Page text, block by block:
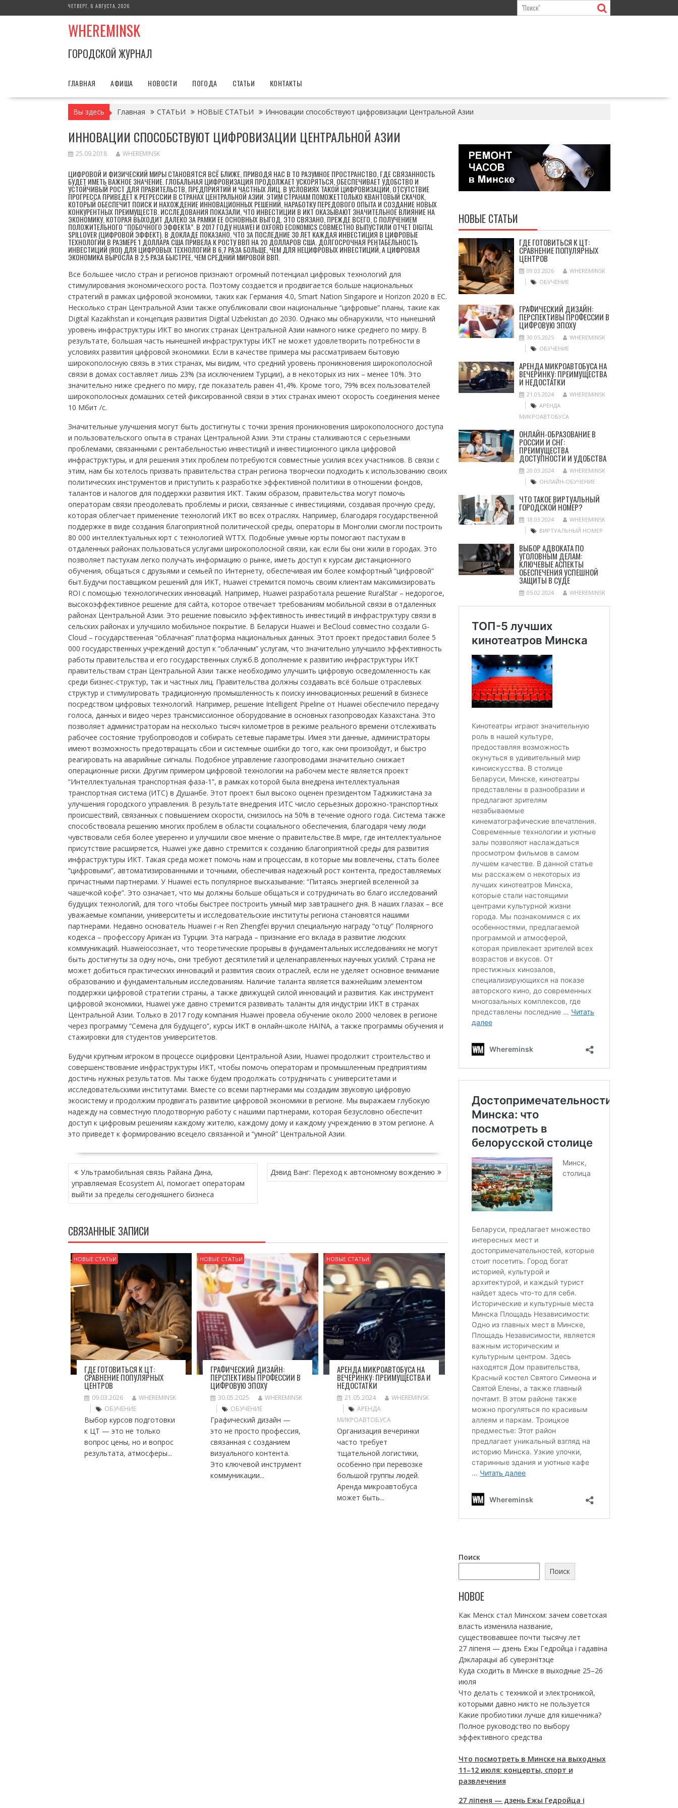
к
ЧЕТВЕРГ, 6 АВГУСТА, 2026
WHEREMINSK
ГОРОДСКОЙ ЖУРНАЛ
ГЛАВНАЯ АФИША НОВОСТИ ПОГОДА СТАТЬИ КОНТАКТЫ
Вы здесь Главная СТАТЬИ НОВЫЕ СТАТЬИ Инновации способствуют цифровизации Центральной Азии
ИННОВАЦИИ СПОСОБСТВУЮТ ЦИФРОВИЗАЦИИ ЦЕНТРАЛЬНОЙ АЗИИ
25.09.2018 WHEREMINSK
ЦИФРОВОЙ И ФИЗИЧЕСКИЙ МИРЫ СТАНОВЯТСЯ ВСЁ БЛИЖЕ, ПРИВОДЯ НАС В ТО РАЗУМНОЕ ПРОСТРАНСТВО, ГДЕ СВЯЗАННОСТЬ
БУДЕТ ИМЕТЬ ВАЖНОЕ ЗНАЧЕНИЕ. ГЛОБАЛЬНАЯ ЦИФРОВИЗАЦИЯ ПРОДОЛЖАЕТ УСКОРЯТЬСЯ, ОБЕСПЕЧИВАЕТ УДОБСТВО И
УСТОЙЧИВЫЙ РОСТ ДЛЯ ПРАВИТЕЛЬСТВ, ПРЕДПРИЯТИЙ И ЧАСТНЫХ ЛИЦ. В УСЛОВИЯХ ТАКОЙ ЦИФРОВИЗАЦИИ, ОТСУТСТВИЕ
ПРОГРЕССА ПРИВЕДЕТ К РЕГРЕССИИ В СТРАНАХ ЦЕНТРАЛЬНОЙ АЗИИ. ЭТИМ СТРАНАМ ПОМОЖЕТТОЛЬКО КВАНТОВЫЙ СКАЧОК,
КОТОРЫЙ ОБЕСПЕЧИТ ПОИСК И НАХОЖДЕНИЕ ИННОВАЦИОННЫХ РЕШЕНИЙ, НАРАБОТКУ ПЕРЕДОВОГО ОПЫТА И СОЗДАНИЕ НОВЫХ
КОНКУРЕНТНЫХ ПРЕИМУЩЕСТВ. ИССЛЕДОВАНИЯ ПОКАЗАЛИ, ЧТО ИНВЕСТИЦИИ В ИКТ ОКАЗЫВАЮТ ЗНАЧИТЕЛЬНОЕ ВЛИЯНИЕ НА
ЭКОНОМИКУ, КОТОРАЯ ВЫХОДИТ ДАЛЕКО ЗА РАМКИ ЕЕ ОСНОВНЫХ ВЫГОД. ЭТО СВЯЗАНО, ПРЕЖДЕ ВСЕГО, С ПОЛУЧЕНИЕМ
ПОЛОЖИТЕЛЬНОГО “ПОБОЧНОГО ЭФФЕКТА”. В 2017 ГОДУ HUAWEI И OXFORD ECONOMICS СОВМЕСТНО ВЫПУСТИЛИ ОТЧЕТ DIGITAL
SPILLOVER (ЦИФРОВОЙ ЭФФЕКТ). В ДОКЛАДЕ ПОКАЗАНО, ЧТО ЗА ПОСЛЕДНИЕ 30 ЛЕТ КАЖДАЯ ИНВЕСТИЦИЯ В ЦИФРОВЫЕ
ТЕХНОЛОГИИ В РАЗМЕРЕ 1 ДОЛЛАРА США ПРИВЕЛА К РОСТУ ВВП НА 20 ДОЛЛАРОВ США. ДОЛГОСРОЧНАЯ РЕНТАБЕЛЬНОСТЬ
ИНВЕСТИЦИЙ (ROI) ДЛЯ ЦИФРОВЫХ ТЕХНОЛОГИЙ В 6,7 РАЗА БОЛЬШЕ, ЧЕМ ДЛЯ НЕЦИФРОВЫХ ИНВЕСТИЦИЙ, А ЦИФРОВАЯ
ЭКОНОМИКА ВЫРОСЛА В 2,5 РАЗА БЫСТРЕЕ, ЧЕМ СРЕДНИЙ МИРОВОЙ ВВП.
Все большее число стран и регионов признают огромный потенциал цифровых технологий для
стимулирования экономического роста. Поэтому создается и продвигается больше национальных
стратегий в рамках цифровой экономики, таких как Германия 4.0, Smart Nation Singapore и Horizon 2020 в ЕС.
Несколько стран Центральной Азии также опубликовали свои национальные “цифровые” планы, такие как
Digital Kazakhstan и концепция развития Digital Uzbekistan до 2030. Однако мы обнаружили, что нынешний
уровень инфраструктуры ИКТ во многих странах Центральной Азии намного ниже среднего по миру. В
результате, большая часть нынешней инфраструктуры ИКТ не может удовлетворить потребности в
условиях развития цифровой экономики. Если в качестве примера мы рассматриваем бытовую
широкополосную связь в этих странах, мы видим, что средний уровень проникновения широкополосной
связи в домах составляет лишь 23% (за исключением Турции), а в некоторых из них – менее 10%. Это
значительно ниже среднего по миру, где показатель равен 41,4%. Кроме того, 79% всех пользователей
широкополосных домашних сетей фиксированной связи в этих странах имеют скорость соединения менее
10 Мбит /с.
Значительные улучшения могут быть достигнуты с точки зрения проникновения широкополосного доступа
и пользовательского опыта в странах Центральной Азии. Эти страны сталкиваются с серьезными
проблемами, связанными с рентабельностью инвестиций и инвестиционного цикла цифровой
инфраструктуры, и для решения этих проблем потребуются совместные усилия всех участников. В связи с
этим, нам бы хотелось призвать правительства стран региона творчески подходить к использованию своих
политических инструментов и приступить к разработке эффективной политики в отношении фондов,
талантов и налогов для поддержки развития ИКТ. Таким образом, правительства могут помочь
операторам связи преодолевать проблемы и риски, связанные с инвестициями, создавая прочную среду,
которая облегчает применение технологий ИКТ во всех отраслях. Например, благодаря государственной
поддержке в виде создания благоприятной политической среды, операторы в Монголии смогли построить
80 000 интеллектуальных юрт с технологией WTTX. Подобные умные юрты помогают пастухам в
отдаленных районах пользоваться услугами широкополосной связи, как если бы они жили в городах. Это
позволяет пастухам легко получать информацию о рынке, иметь доступ к курсам дистанционного
обучения, общаться с друзьями и семьей по Интернету, обеспечивая им более комфортный “цифровой”
быт.Будучи поставщиком решений для ИКТ, Huawei стремится помочь своим клиентам максимизировать
ROI с помощью технологических инноваций. Например, Huawei разработала решение RuralStar – недорогое,
высокоэффективное решение для сайта, которое отвечает требованиям мобильной связи в отдаленных
районах Центральной Азии. Это решение повысило эффективность инвестиций в инфраструктуру связи в
сельских районах и улучшило мобильное покрытие. В Беларуси Huawei и BeCloud совместно создали G-
Cloud – государственная “облачная” платформа национальных данных. Этот проект предоставил более 5
000 государственных учреждений доступ к “облачным” услугам, что значительно улучшило эффективность
работы правительства и его государственных служб.В дополнение к развитию инфраструктуры ИКТ
правительствам стран Центральной Азии также необходимо улучшить цифровую осведомленность как
среди бизнес-структур, так и частных лиц. Правительства должны создавать всё больше отраслевых
структур и стимулировать традиционную промышленность к поиску инновационных решений в бизнесе
посредством цифровых технологий. Например, решение Intelligent Pipeline от Huawei обеспечило передачу
голоса, данных и видео через трансмиссионное оборудование в основных газопроводах Казахстана. Это
позволяет администраторам на несколько тысяч километров в режиме реального времени отслеживать
рабочее состояние трубопроводов и собирать сетевые параметры. Имея эти данные, администраторы
имеют возможность предотвращать сбои и системные ошибки до того, как они произойдут, и быстро
реагировать на аварийные сигналы. Подобное управление газопроводами значительно снижает
операционные риски. Другим примером цифровой технологии на рабочем месте является проект
“Интеллектуальная транспортная фаза-1”, в рамках которой была внедрена интеллектуальная
транспортная система (ИТС) в Душанбе. Этот проект был высоко оценен президентом Таджикистана за
улучшения городского управления. В результате внедрения ИТС число серьезных дорожно-транспортных
происшествий, связанных с повышением скорости, снизилось на 50% в течение одного года. Система также
способствовала решению многих проблем в области социального обеспечения, благодаря чему люди
чувствовали себя более уверенно и улучшили свое мнение о правительстве.В мире, где интеллектуальное
присутствие расширяется, Huawei уже давно стремится к созданию благоприятной среды для развития
инфраструктуры ИКТ. Такая среда может помочь нам и процессам, в которые мы вовлечены, стать более
“цифровыми”, автоматизированными и точными, обеспечивая надежный рост контента, предоставляемых
причастными партнерами. У Huawei есть популярное высказывание: “Питаясь энергией вселенной за
чашечкой кофе”. Это означает, что мы должны больше общаться и сотрудничать во благо исследований
будущих технологий, для того чтобы быстрее построить умный мир завтрашнего дня. В наших глазах – все
уважаемые компании, университеты и исследовательские институты региона становятся нашими
партнерами. Недавно основатель Huawei г-н Ren Zhengfei вручил специальную награду “отцу” Полярного
кодекса – профессору Арикан из Турции. Эта награда – признание его вклада в развитие людских
коммуникаций. Huaweiосознает, что теоретические прорывы в фундаментальных исследованиях не могут
быть достигнуты за одну ночь, они требуют десятилетий и целенаправленных научных усилий. Страна не
может добиться практических инноваций и развития своих отраслей, если не уделяет основное внимание
образованию и фундаментальным исследованиям. Наличие таланта является важнейшим элементом
поддержки цифровой стратегии страны, а также движущей силой инноваций и развития. Как инструмент
цифровой экономики, Huawei уже давно стремится развивать таланты для индустрии ИКТ в странах
Центральной Азии. Только в 2017 году компания Huawei провела обучение около 2000 человек в регионе
через программу “Семена для будущего”, курсы ИКТ в онлайн-школе HAINA, а также программы обучения и
стажировки для студентов университетов.
Будучи крупным игроком в процессе оцифровки Центральной Азии, Huawei продолжит строительство и
совершенствование инфраструктуры ИКТ, чтобы помочь операторам и промышленным предприятиям
достичь нужных результатов. Мы также будем продолжать сотрудничать с университетами и
исследовательскими институтами. Вместе со всеми партнерами мы создадим звуковую цифровую
экосистему и продолжим продвигать развитие цифровой экономики в регионе. Мы выражаем глубокую
надежду на совместную плодотворную работу с нашими партнерами, которая безусловно обеспечит
доступ к цифровым решениям каждому жителю, каждому дому и каждому учреждению в этом регионе. А
это приведет к формированию всецело связанной и “умной” Центральной Азии.
НАВИГАЦИЯ
ПО
ЗАПИСЯМ
Ультрамобильная связь Райана Дина,
управляемая Ecosystem AI, помогает операторам
выйти за пределы сегодняшнего бизнеса
Дэвид Ванг: Переход к автономному вождению
СВЯЗАННЫЕ ЗАПИСИ
НОВЫЕ СТАТЬИ
ГДЕ ГОТОВИТЬСЯ К ЦТ:
СРАВНЕНИЕ ПОПУЛЯРНЫХ
ЦЕНТРОВ
09.03.2026
WHEREMINSK
ОБУЧЕНИЕ
Выбор курсов подготовки
к ЦТ — это не только
вопрос цены, но и вопрос
результата, атмосферы...
НОВЫЕ СТАТЬИ
ГРАФИЧЕСКИЙ ДИЗАЙН:
ПЕРСПЕКТИВЫ ПРОФЕССИИ В
ЦИФРОВУЮ ЭПОХУ
30.05.2025
WHEREMINSK
ОБУЧЕНИЕ
Графический дизайн —
это не просто профессия,
связанная с созданием
визуального контента.
Это ключевой инструмент
коммуникации...
НОВЫЕ СТАТЬИ
АРЕНДА МИКРОАВТОБУСА НА
ВЕЧЕРИНКУ: ПРЕИМУЩЕСТВА И
НЕДОСТАТКИ
21.05.2024
WHEREMINSK
АРЕНДА
МИКРОАВТОБУСА
Организация вечеринки
часто требует
тщательной логистики,
особенно при перевозке
большой группы людей.
Аренда микроавтобуса
может быть...
НОВЫЕ СТАТЬИ
ГДЕ ГОТОВИТЬСЯ К ЦТ:
СРАВНЕНИЕ ПОПУЛЯРНЫХ
ЦЕНТРОВ
09.03.2026
WHEREMINSK
ОБУЧЕНИЕ
ГРАФИЧЕСКИЙ ДИЗАЙН:
ПЕРСПЕКТИВЫ ПРОФЕССИИ В
ЦИФРОВУЮ ЭПОХУ
30.05.2025
WHEREMINSK
ОБУЧЕНИЕ
АРЕНДА МИКРОАВТОБУСА НА
ВЕЧЕРИНКУ: ПРЕИМУЩЕСТВА
И НЕДОСТАТКИ
21.05.2024
WHEREMINSK
АРЕНДА
МИКРОАВТОБУСА
ОНЛАЙН-ОБРАЗОВАНИЕ В
РОССИИ И СНГ:
ПРЕИМУЩЕСТВА
ДОСТУПНОСТИ И УДОБСТВА
20.03.2024
WHEREMINSK
ОНЛАЙН-ОБУЧЕНИЕ
ЧТО ТАКОЕ ВИРТУАЛЬНЫЙ
ГОРОДСКОЙ НОМЕР?
18.03.2024
WHEREMINSK
ВИРТУАЛЬНЫЙ НОМЕР
ВЫБОР АДВОКАТА ПО
УГОЛОВНЫМ ДЕЛАМ:
КЛЮЧЕВЫЕ АСПЕКТЫ
ОБЕСПЕЧЕНИЯ УСПЕШНОЙ
ЗАЩИТЫ В СУДЕ
05.02.2024 WHEREMINSK
Поиск
Поиск
НОВОЕ
Как Менск стал Минском: зачем советская
власть изменила название,
существовавшее почти тысячу лет
27 ліпеня — дзень Ежы Гедройца і гадавіна
Дэкларацыі аб суверэнітэце
Куда сходить в Минске в выходные 25–26
июля
Что делать с техникой и электроникой,
которыми давно никто не пользуется
Какие пробиотики лучше для кишечника?
Полное руководство по выбору
эффективного средства
Что посмотреть в Минске на выходных
11–12 июля: концерты, спорт и
развлечения
27 ліпеня — дзень Ежы Гедройца і